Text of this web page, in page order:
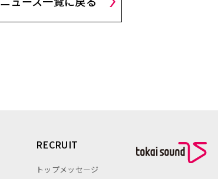
RECRUIT
トップメッセージ